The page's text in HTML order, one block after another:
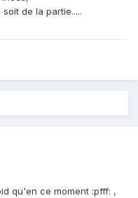
de la partie.....
qu'en ce moment :pfff: ,